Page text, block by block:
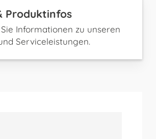
Produktinfos
Informationen zu unseren
Serviceleistungen.